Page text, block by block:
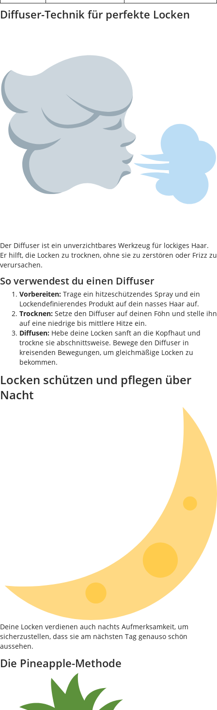
Diffuser-Technik für perfekte Locken
Der Diffuser ist ein unverzichtbares Werkzeug für lockiges Haar.
Er hilft, die Locken zu trocknen, ohne sie zu zerstören oder Frizz zu
verursachen.
So verwendest du einen Diffuser
Vorbereiten: Trage ein hitzeschützendes Spray und ein
Lockendefinierendes Produkt auf dein nasses Haar auf.
Trocknen: Setze den Diffuser auf deinen Föhn und stelle ihn
auf eine niedrige bis mittlere Hitze ein.
Diffusen: Hebe deine Locken sanft an die Kopfhaut und
trockne sie abschnittsweise. Bewege den Diffuser in
kreisenden Bewegungen, um gleichmäßige Locken zu
bekommen.
Locken schützen und pflegen über
Nacht
Deine Locken verdienen auch nachts Aufmerksamkeit, um
sicherzustellen, dass sie am nächsten Tag genauso schön
aussehen.
Die Pineapple-Methode